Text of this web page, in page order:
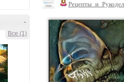
-
Все (1)